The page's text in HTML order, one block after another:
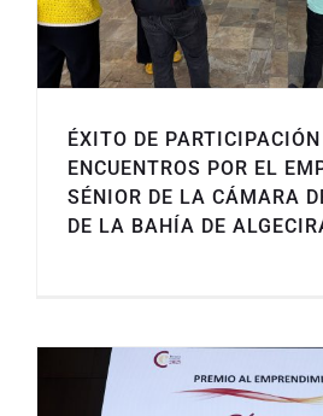
ÉXITO DE
ENCUENTROS POR EL
SÉNIOR DE LA CÁMARA
DE LA BAHÍA DE